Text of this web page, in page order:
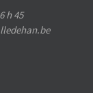
h 45